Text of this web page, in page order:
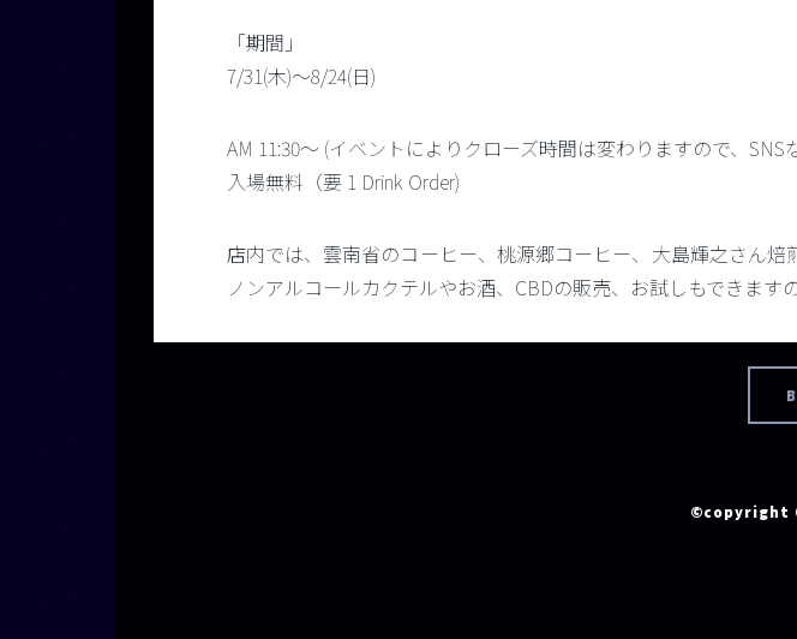
「期間」
7/31(木)～8/24(日)
AM 11:30～ (イベントによりクローズ時間は変わりますので、
入場無料（要 1 Drink Order)
店内では、雲南省のコーヒー、桃源郷コーヒー、大島輝之さん
ノンアルコールカクテルやお酒、CBDの販売、お試しもできます
©copyright